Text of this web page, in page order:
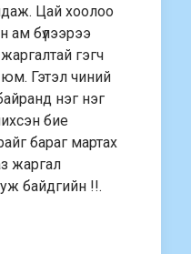
Цай хоолоо
ам бүлээрээ
гэгч
Гэтэл чиний
нэг нэг
бие
бараг мартах
жаргал
байдгийн !!.